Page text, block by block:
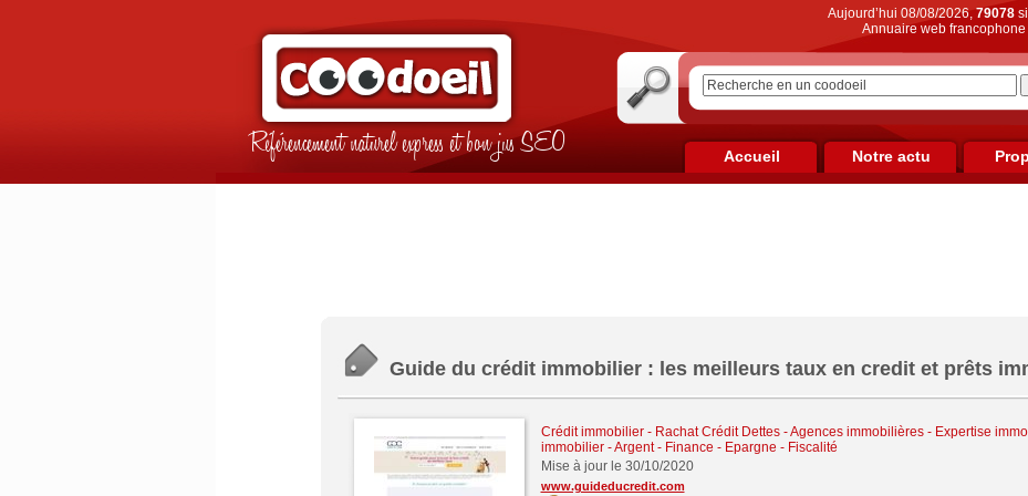
Référencement naturel express et bon jus SEO
Aujourd’hui 08/08/2026,79078
Annuaire web
Accueil Notre actu
Guide du crédit immobilier : les meilleurs taux en credit et prêts
Crédit immobilier- Rachat Crédit Dettes-Agences immobilières - Expertise
immobilier-Argent - Finance - Epargne - Fiscalité
Mise à jour le 30/10/2020
www.guideducredit.com